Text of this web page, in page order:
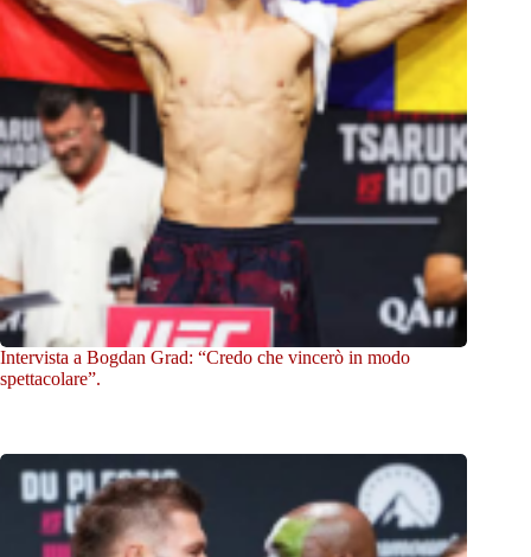
Intervista a Bogdan Grad: “Credo che vincerò in modo
spettacolare”.